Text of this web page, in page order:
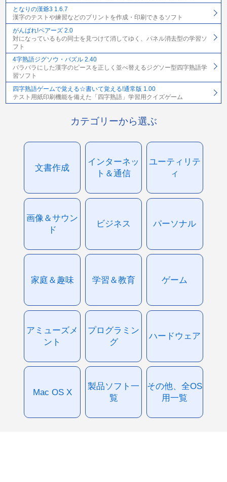
となりの漢爺3 1.6.7
漢字のテストや練習などのプリントを作成・印刷できるソフト
がんばれ!ペアーズ 2.0
対になっているもの同士を見つけて消してゆく、パネル消去型の学習ソ
フト
4字熟語ジグソウ・パズル 2.40
バラバラにした漢字のピースを正しく並べ替えるジグソー型四字熟語学
習ソフト
四字熟語ゲームで覚える☆書いて覚える!通常版 1.00
テスト用紙印刷機能を備えた「四字熟語」学習用クイズゲーム
カテゴリーから選ぶ
文書作成
インターネッ
ト＆通信
ユーティリテ
ィ
画像＆サウン
ド
ビジネス パーソナル
家庭＆趣味 学習＆教育 ゲーム
アミューズメ
ント
プログラミン
グ
ハードウェア
Mac OS X
製品ソフト一
覧
その他、全OS
用一覧